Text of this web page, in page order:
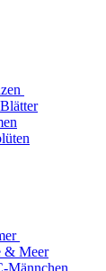
& Meer
Männchen